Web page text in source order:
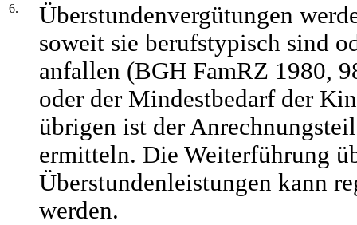
6.
Überstundenvergütungen
soweit sie berufstypisch sind
anfallen (BGH FamRZ 1980,
oder der Mindestbedarf der
übrigen ist der
ermitteln. Die Weiterführung
Überstundenleistungen kann
werden.